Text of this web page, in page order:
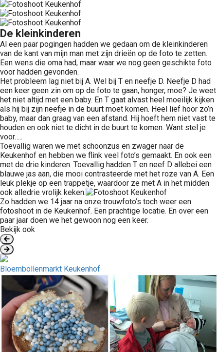
De kleinkinderen
Al een paar pogingen hadden we gedaan om de kleinkinderen
van de kant van mijn man met zijn drieën op de foto te zetten.
Een wens die oma had, maar waar we nog geen geschikte foto
voor hadden gevonden.
Het probleem lag niet bij A. Wel bij T en neefje D. Neefje D had
een keer geen zin om op de foto te gaan, honger, moe? Je weet
het niet altijd met een baby. En T gaat alvast heel moeilijk kijken
als hij bij zijn neefje in de buurt moet komen. Heel lief hoor zo’n
baby, maar dan graag van een afstand. Hij hoeft hem niet vast te
houden en ook niet te dicht in de buurt te komen. Want stel je
voor…..
Toevallig waren we met schoonzus en zwager naar de
Keukenhof en hebben we flink veel foto’s gemaakt. En ook een
met de drie kinderen. Toevallig hadden T en neef D allebei een
blauwe jas aan, die mooi contrasteerde met het roze van A. Een
leuk plekje op een trappetje, waardoor ze met A in het midden
ook alledrie vrolijk keken.
Zo hadden we 14 jaar na onze trouwfoto’s toch weer een
fotoshoot in de Keukenhof. Een prachtige locatie. En over een
paar jaar doen we het gewoon nog een keer.
Bekijk ook
Bloembollenmarkt Keukenhof